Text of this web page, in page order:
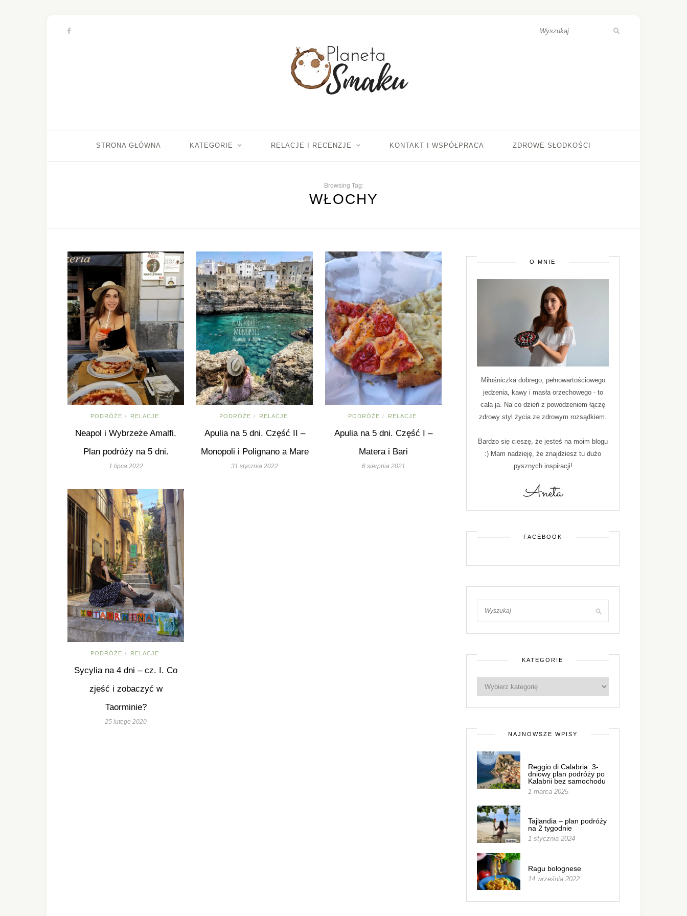
STRONA GŁÓWNA KATEGORIE RELACJE I RECENZJE KONTAKT I WSPÓŁPRACA ZDROWE SŁODKOŚCI
Browsing Tag:
WŁOCHY
PODRÓŻE / RELACJE
Neapol i Wybrzeże Amalfi.
Plan podróży na 5 dni.
1 lipca 2022
PODRÓŻE / RELACJE
Apulia na 5 dni. Część II –
Monopoli i Polignano a Mare
31 stycznia 2022
PODRÓŻE / RELACJE
Apulia na 5 dni. Część I –
Matera i Bari
6 sierpnia 2021
PODRÓŻE / RELACJE
Sycylia na 4 dni – cz. I. Co
zjeść i zobaczyć w
Taorminie?
25 lutego 2020
O MNIE
Miłośniczka dobrego, pełnowartościowego
jedzenia, kawy i masła orzechowego - to
cała ja. Na co dzień z powodzeniem łączę
zdrowy styl życia ze zdrowym rozsądkiem.
Bardzo się cieszę, że jesteś na moim blogu
:) Mam nadzieję, że znajdziesz tu dużo
pysznych inspiracji!
FACEBOOK
KATEGORIE
NAJNOWSZE WPISY
Reggio di Calabria: 3-
dniowy plan podróży po
Kalabrii bez samochodu
1 marca 2025
Tajlandia – plan podróży
na 2 tygodnie
1 stycznia 2024
Ragu bolognese
14 września 2022